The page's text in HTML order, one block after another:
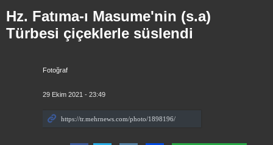
Fotoğraf
29 Ekim 2021 - 23:49
Hz. Fatıma-ı Masume'nin (s.a)
Türbesi çiçeklerle süslendi